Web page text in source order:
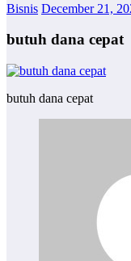
Bisnis December 21,
butuh dana cepat
butuh dana cepat